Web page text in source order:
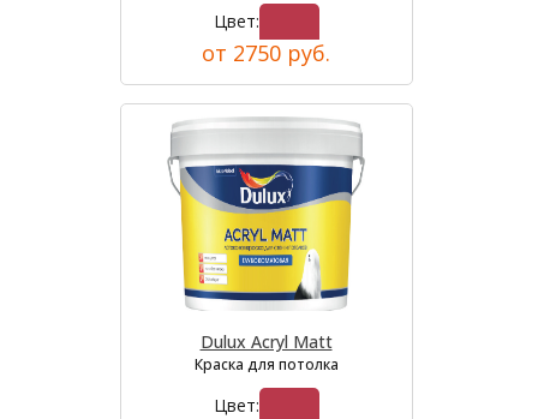
Цвет:
от 2750 руб.
Dulux Acryl Matt
Краска для потолка
Цвет: